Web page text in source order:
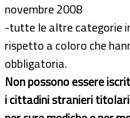
novembre 2008
-tutte le altre categorie
rispetto a coloro che
obbligatoria.
Non possono essere
i cittadini stranieri